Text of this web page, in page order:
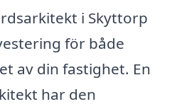
i Skyttorp
för både
av din fastighet. En
har den